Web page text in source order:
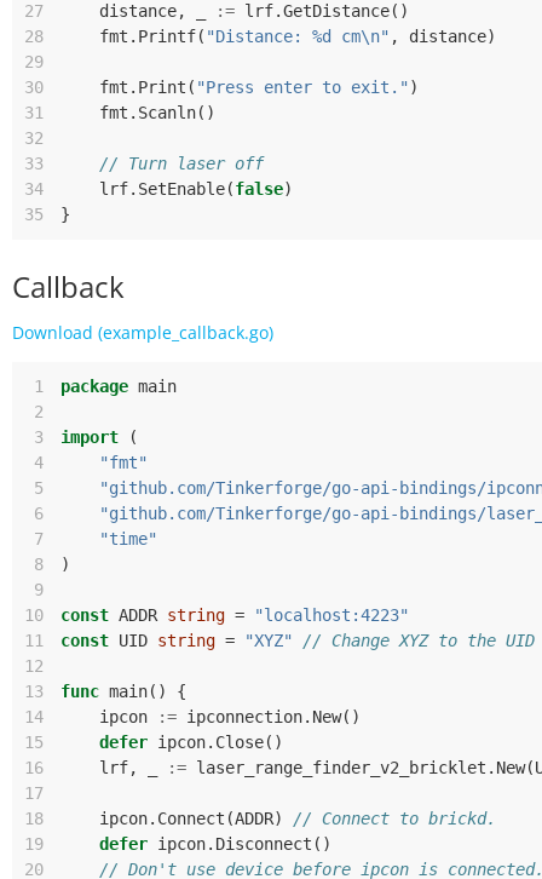
27
distance, := lrf.GetDistance()
28
fmt . Printf( "Distance: %d cm\n" , distance)
29
30
fmt . Print ( "Press enter to exit." )
31
fmt . Scanln()
32
33
// Turn laser off
34
lrf. SetEnable(false)
35
}
Callback
Download (example_callback.go)
1 package main
2
3
import
(
4
"fmt"
5
"github.com/Tinkerforge/go-api-bindings/
6
"github.com/Tinkerforge/go-api-bindings/
7
"time"
8
)
9
10
const ADDR string =
"localhost:4223"
11
const UID string = "XYZ"
// Change XYZ to the
12
13
func main()
{
14
ipcon := ipconnection. New()
15
defer ipcon. Close()
16
lrf, := laser_range_finder_v2_bricklet . New(
17
18
ipcon. Connect (ADDR)
// Connect to brickd.
19
defer ipcon. Disconnect ()
20
// Don't use device before ipcon is